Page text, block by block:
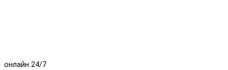
онлайн 24/7